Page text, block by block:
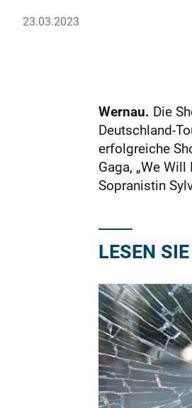
23.03.2023
Wernau. Die
Deutschland-
erfolgreiche
Gaga, „We
Sopranistin
LESEN